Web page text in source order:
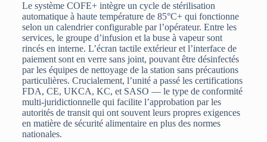
Le système COFE+ intègre un cycle de stérilisation
automatique à haute température de 85°C+ qui fonctionne
selon un calendrier configurable par l’opérateur. Entre les
services, le groupe d’infusion et la buse à vapeur sont
rincés en interne. L’écran tactile extérieur et l’interface de
paiement sont en verre sans joint, pouvant être désinfectés
par les équipes de nettoyage de la station sans précautions
particulières. Crucialement, l’unité a passé les certifications
FDA, CE, UKCA, KC, et SASO — le type de conformité
multi-juridictionnelle qui facilite l’approbation par les
autorités de transit qui ont souvent leurs propres exigences
en matière de sécurité alimentaire en plus des normes
nationales.